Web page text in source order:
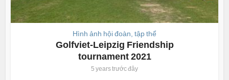
Hình ảnh hội đoàn, tập thể
Golfviet-Leipzig Friendship
tournament 2021
5 years trước đây